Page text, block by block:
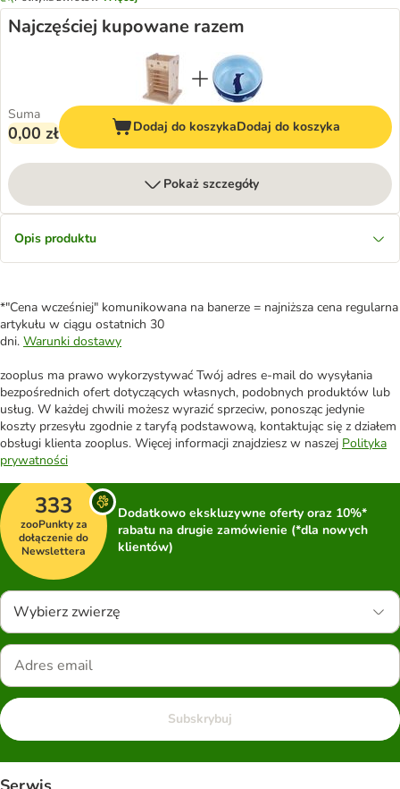
Najczęściej kupowane razem
Suma
0,00 zł Dodaj do koszykaDodaj do koszyka
Pokaż szczegóły
Opis produktu
*"Cena wcześniej" komunikowana na banerze = najniższa cena regularna
artykułu w ciągu ostatnich 30
dni. Warunki dostawy
zooplus ma prawo wykorzystywać Twój adres e-mail do wysyłania
bezpośrednich ofert dotyczących własnych, podobnych produktów lub
usług. W każdej chwili możesz wyrazić sprzeciw, ponosząc jedynie
koszty przesyłu zgodnie z taryfą podstawową, kontaktując się z działem
obsługi klienta zooplus. Więcej informacji znajdziesz w naszej Polityka
prywatności
333
zooPunkty za
dołączenie do
Newslettera
Dodatkowo ekskluzywne oferty oraz 10%*
rabatu na drugie zamówienie (*dla nowych
klientów)
Wybierz zwierzę
Subskrybuj